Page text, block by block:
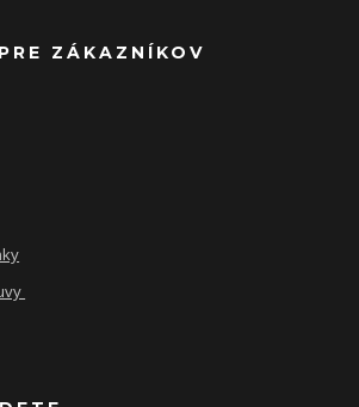
ZÁKAZNÍKOV